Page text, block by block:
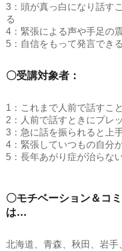
3：頭が真っ白になり話す
る
4：緊張による声や手足の
5：自信をもって発言でき
〇受講対象者：
1：これまで人前で話すこ
2：人前で話すときにプレ
3：急に話を振られると上
4：緊張していつもの自分
5：長年あがり症が治らな
〇モチベーション＆コ
は…
北海道、青森、秋田、岩